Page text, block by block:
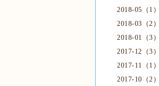
2018-05（1）
2018-03（2）
2018-01（3）
2017-12（3）
2017-11（1）
2017-10（2）